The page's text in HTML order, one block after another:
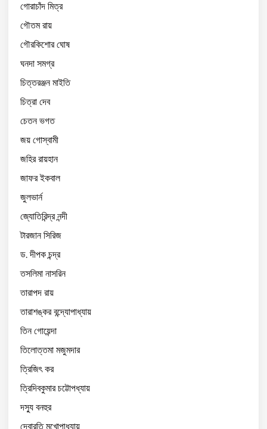
গোরাচাঁদ মিত্র
গৌতম রায়
গৌরকিশোর ঘোষ
ঘনদা সমগ্র
চিত্তরঞ্জন মাইতি
চিত্রা দেব
চেতন ভগত
জয় গোস্বামী
জহির রায়হান
জাফর ইকবাল
জুলভার্ন
জ্যোতিরিন্দ্র নন্দী
টারজান সিরিজ
ড. দীপক চন্দ্র
তসলিমা নাসরিন
তারাপদ রায়
তারাশঙ্কর বন্দ্যোপাধ্যায়
তিন গোয়েন্দা
তিলোত্তমা মজুমদার
ত্রিজিৎ কর
ত্রিদিবকুমার চট্টোপধ্যায়
দস্যু বনহুর
দেবারতি মুখোপাধ্যায়